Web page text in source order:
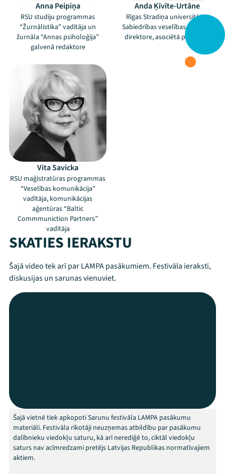
Programma
Arhīvs
Anna Peipiņa
RSU studiju programmas
“Žurnālistika” vadītāja un
žurnāla “Annas psiholoģija”
galvenā redaktore
Anda Ķīvīte-Urtāne
Rīgas Stradiņa universitātes
Sabiedrības veselības institūta
direktore, asociētā profesore
Vita Savicka
RSU maģistratūras programmas
“Veselības komunikācija”
vadītāja, komunikācijas
aģentūras “Baltic
Commmuniction Partners”
vadītāja
SKATIES IERAKSTU
Šajā video tek arī par LAMPA pasākumiem. Festivāla ieraksti,
diskusijas un sarunas vienuviet.
Šajā vietnē tiek apkopoti Sarunu festivāla LAMPA pasākumu
materiāli. Festivāla rīkotāji neuzņemas atbildību par pasākumu
dalībnieku viedokļu saturu, kā arī nerediģē to, ciktāl viedokļu
saturs nav acīmredzami pretējs Latvijas Republikas normatīvajiem
aktiem.